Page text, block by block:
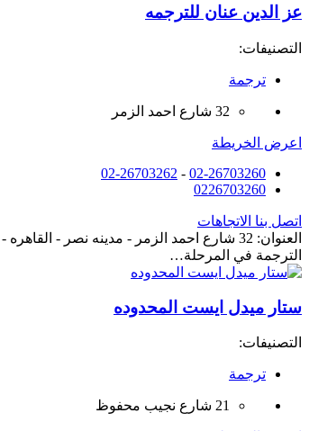
عز الدين عنان للترجمه
التصنيفات:
ترجمة
32 شارع احمد الزمر
اعرض الخريطة
02-26703260
-
02-26703262
0226703260
اتصل بنا الاتجاهات
العنوان: 32 شارع احمد الزمر - مدينه نصر -
الترجمة في المرحلة…
ستار ميدل ايست المحدوده
التصنيفات:
ترجمة
21 شارع نجيب محفوظ